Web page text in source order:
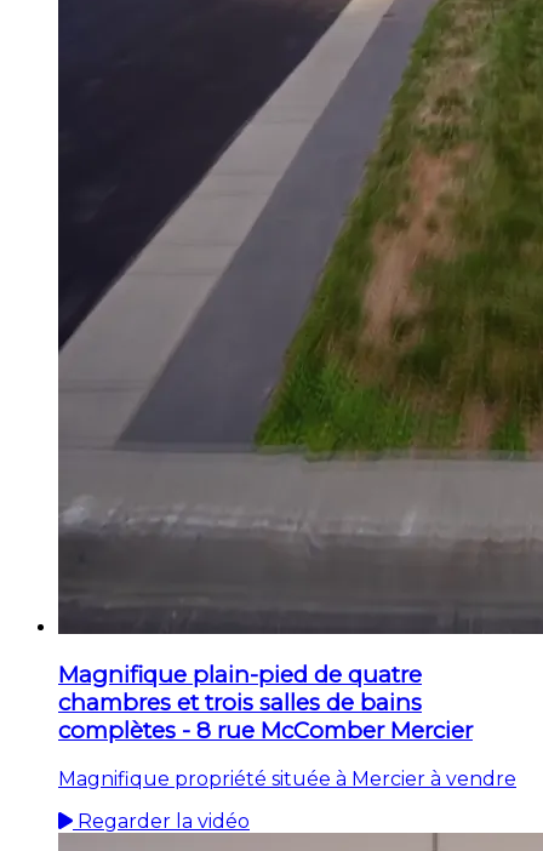
Magnifique plain-pied de quatre
chambres et trois salles de bains
complètes - 8 rue McComber Mercier
Magnifique propriété située à Mercier à vendre
Regarder la vidéo